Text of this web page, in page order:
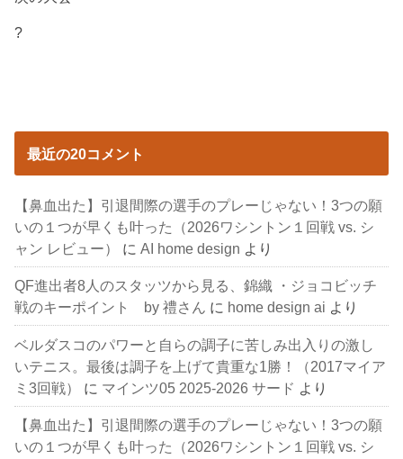
?
最近の20コメント
【鼻血出た】引退間際の選手のプレーじゃない！3つの願
いの１つが早くも叶った（2026ワシントン１回戦 vs. シ
ャン レビュー）
にAI home design より
QF進出者8人のスタッツから見る、錦織 ・ジョコビッチ
戦のキーポイント by 禮さん に home design ai より
ベルダスコのパワーと自らの調子に苦しみ出入りの激し
いテニス。最後は調子を上げて貴重な1勝！（2017マイア
ミ3回戦）
に マインツ05 2025-2026 サード より
【鼻血出た】引退間際の選手のプレーじゃない！3つの願
いの１つが早くも叶った（2026ワシントン１回戦 vs. シ